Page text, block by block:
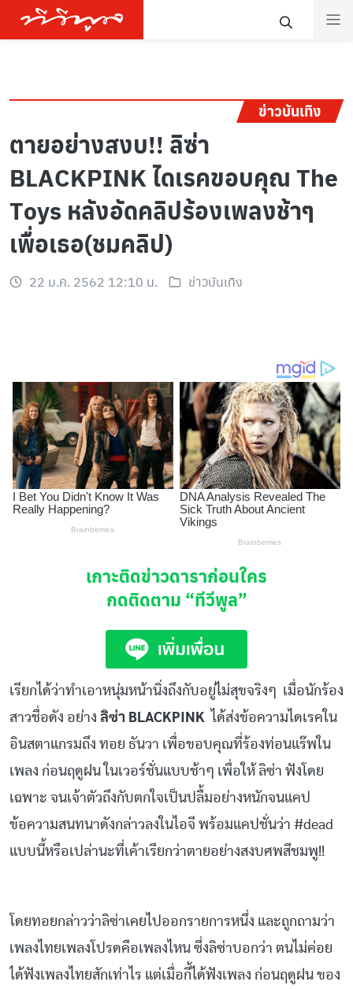
ข่าวบันเทิง
ตายอย่างสงบ!! ลิซ่า
BLACKPINK ไดเรคขอบคุณ The
Toys หลังอัดคลิปร้องเพลงช้าๆ
เพื่อเธอ(ชมคลิป)
22 ม.ค. 2562 12:10 น. ข่าวบันเทิง
เกาะติดข่าวดาราก่อนใคร
กดติดตาม “ทีวีพูล”
เรียกได้ว่าทำเอาหนุ่มหน้านิ่งถึงกับอยู่ไม่สุขจริงๆ เมื่อนักร้อง
สาวชื่อดัง อย่าง ลิซ่า BLACKPINK ได้ส่งข้อความไดเรคใน
อินสตาแกรมถึง ทอย ธันวา เพื่อขอบคุณที่ร้องท่อนแร๊พใน
เพลง ก่อนฤดูฝน ในเวอร์ชั่นแบบช้าๆ เพื่อให้ ลิซ่า ฟังโดย
เฉพาะ จนเจ้าตัวถึงกับตกใจเป็นปลื้มอย่างหนักจนแคป
ข้อความสนทนาดังกล่าวลงในไอจี พร้อมแคปชั่นว่า #dead
แบบนี้หรือเปล่านะที่เค้าเรียกว่าตายอย่างสงบศพสีชมพู!!
โดยทอยกล่าวว่าลิซ่าเคยไปออกรายการหนึ่ง และถูกถามว่า
เพลงไทยเพลงโปรดคือเพลงไหน ซึ่งลิซ่าบอกว่า ตนไม่ค่อย
ได้ฟังเพลงไทยสักเท่าไร แต่เมื่อกี้ได้ฟังเพลง ก่อนฤดูฝน ของ